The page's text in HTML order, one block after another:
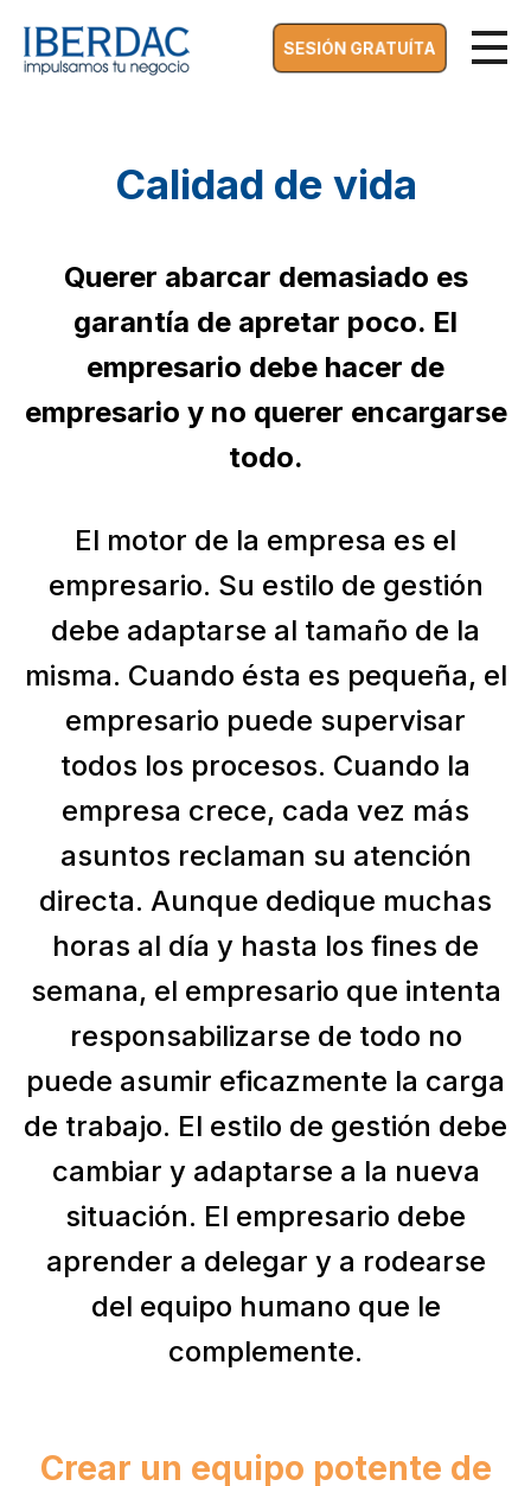
SESIÓN GRATUÍTA
Calidad de vida
Querer abarcar demasiado es
garantía de apretar poco. El
empresario debe hacer de
empresario y no querer encargarse
todo.
El motor de la empresa es el
empresario. Su estilo de gestión
debe adaptarse al tamaño de la
misma. Cuando ésta es pequeña, el
empresario puede supervisar
todos los procesos. Cuando la
empresa crece, cada vez más
asuntos reclaman su atención
directa. Aunque dedique muchas
horas al día y hasta los fines de
semana, el empresario que intenta
responsabilizarse de todo no
puede asumir eficazmente la carga
de trabajo. El estilo de gestión debe
cambiar y adaptarse a la nueva
situación. El empresario debe
aprender a delegar y a rodearse
del equipo humano que le
complemente.
Crear un equipo potente de